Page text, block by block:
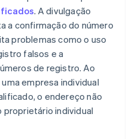
. A divulgação
a confirmação do número
problemas como o uso
falsos e a
de registro. Ao
empresa individual
o endereço não
proprietário individual